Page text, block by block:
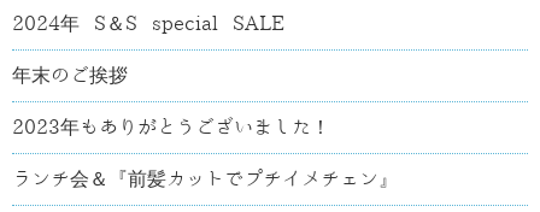
2024年 S＆S special SALE
年末のご挨拶
2023年もありがとうございました！
ランチ会＆『前髪カットでプチイメチェン』